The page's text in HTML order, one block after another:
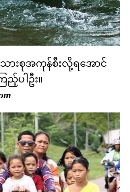
ားစုအကုန်စီးလို့ရအောင်
ည့်ပါဦး။